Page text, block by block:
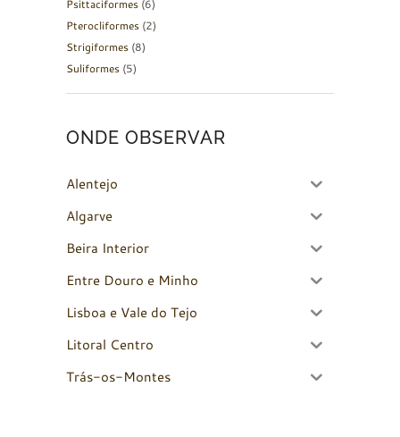
Psittaciformes (6)
Pterocliformes (2)
Strigiformes (8)
Suliformes (5)
ONDE OBSERVAR
Alentejo
Algarve
Beira Interior
Entre Douro e Minho
Lisboa e Vale do Tejo
Litoral Centro
Trás-os-Montes